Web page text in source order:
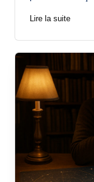
Lire la suite